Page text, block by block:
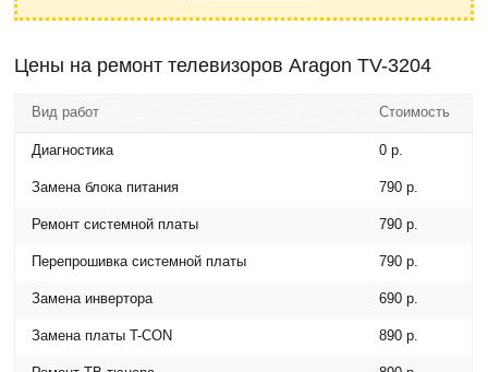
Цены на ремонт телевизоров Aragon TV-3204
Вид работ Стоимость
Диагностика 0 р.
Замена блока питания 790 р.
Ремонт системной платы 790 р.
Перепрошивка системной платы 790 р.
Замена инвертора 690 р.
Замена платы T-CON 890 р.